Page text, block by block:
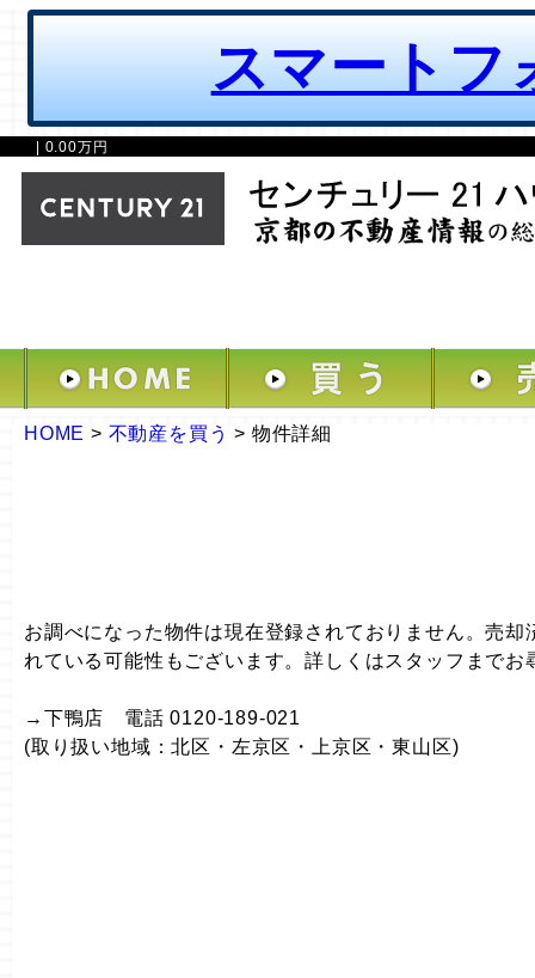
スマートフ
| 0.00万円
HOME > 不動産を買う > 物件詳細
お調べになった物件は現在登録されておりません。売
れている可能性もございます。詳しくはスタッフまでお
→下鴨店 電話 0120-189-021
(取り扱い地域：北区・左京区・上京区・東山区)